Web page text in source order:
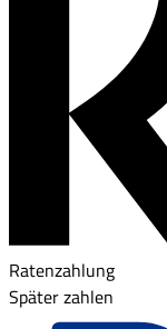
Ratenzahlung
Später zahlen